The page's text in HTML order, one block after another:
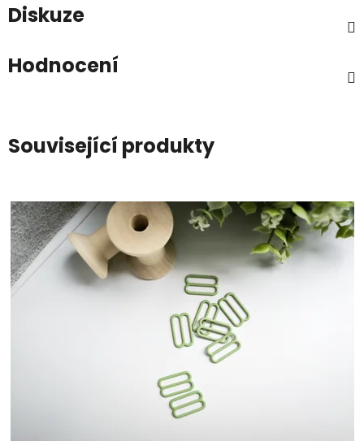
Diskuze
Hodnocení
Související produkty